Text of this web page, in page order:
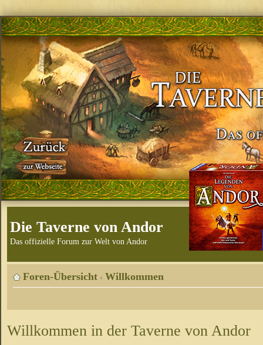
Die Taverne von Andor
Das offizielle Forum zur Welt von Andor
Foren-Übersicht ‹ Willkommen
Willkommen in der Taverne von Andor